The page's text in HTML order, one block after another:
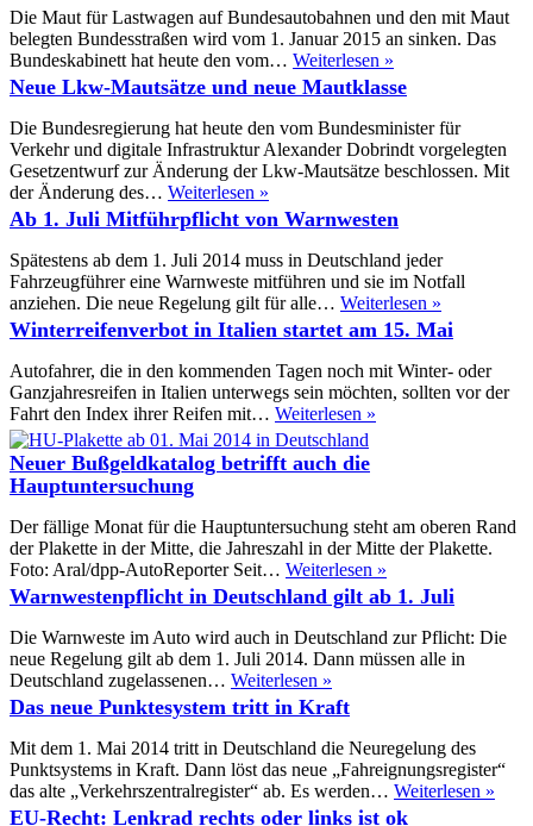
Darf
man
Restparkzeit
des
Vorgängers
nutzen?
Die Maut für Lastwagen auf Bundesautobahnen und den mit Maut
belegten Bundesstraßen wird vom 1. Januar 2015 an sinken. Das
Bundeskabinett hat heute den vom… Weiterlesen »
Mautsätze:
VDA
vermisst
Anreiz
für
Neue Lkw-Mautsätze und neue Mautklasse
Die Bundesregierung hat heute den vom Bundesminister für
Verkehr und digitale Infrastruktur Alexander Dobrindt vorgelegten
Gesetzentwurf zur Änderung der Lkw-Mautsätze beschlossen. Mit
der Änderung des… Weiterlesen »
Lkw-
Mautsätze
und
neue
Mautklasse
Ab 1. Juli Mitführpflicht von Warnwesten
Spätestens ab dem 1. Juli 2014 muss in Deutschland jeder
Fahrzeugführer eine Warnweste mitführen und sie im Notfall
anziehen. Die neue Regelung gilt für alle… Weiterlesen »
1.
Juli
von
Winterreifenverbot in Italien startet am 15. Mai
Autofahrer, die in den kommenden Tagen noch mit Winter- oder
Ganzjahresreifen in Italien unterwegs sein möchten, sollten vor der
Fahrt den Index ihrer Reifen mit… Weiterlesen »
15.
Mai
Neuer Bußgeldkatalog betrifft auch die
Hauptuntersuchung
Der fällige Monat für die Hauptuntersuchung steht am oberen Rand
der Plakette in der Mitte, die Jahreszahl in der Mitte der Plakette.
Foto: Aral/dpp-AutoReporter Seit… Weiterlesen »
Bußgeldkatalog
betrifft
auch
die
Warnwestenpflicht in Deutschland gilt ab 1. Juli
Die Warnweste im Auto wird auch in Deutschland zur Pflicht: Die
neue Regelung gilt ab dem 1. Juli 2014. Dann müssen alle in
Deutschland zugelassenen… Weiterlesen »
in
Deutschland
gilt
ab
1.
Juli
Das neue Punktesystem tritt in Kraft
Mit dem 1. Mai 2014 tritt in Deutschland die Neuregelung des
Punktsystems in Kraft. Dann löst das neue „Fahreignungsregister“
das alte „Verkehrszentralregister“ ab. Es werden… Weiterlesen »
EU-Recht: Lenkrad rechts oder links ist ok